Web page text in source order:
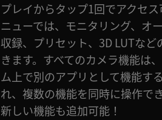
プレイからタップ1回でアクセ
ニューでは、モニタリング、オ
収録、プリセット、3D LUTな
きます。すべてのカメラ機能は
ム上で別のアプリとして機能す
れ、複数の機能を同時に操作で
新しい機能も追加可能！